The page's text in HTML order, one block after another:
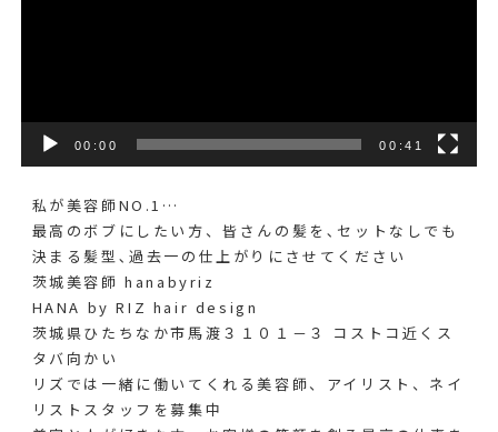
00:00 00:41
私が美容師NO.1…
最高のボブにしたい方、皆さんの髪を､セットなしでも
決まる髪型､過去一の仕上がりにさせてください
茨城美容師 hanabyriz
HANA by RIZ hair design
茨城県ひたちなか市馬渡３１０１－３ コストコ近くス
タバ向かい
リズでは一緒に働いてくれる美容師、アイリスト、ネイ
リストスタッフを募集中